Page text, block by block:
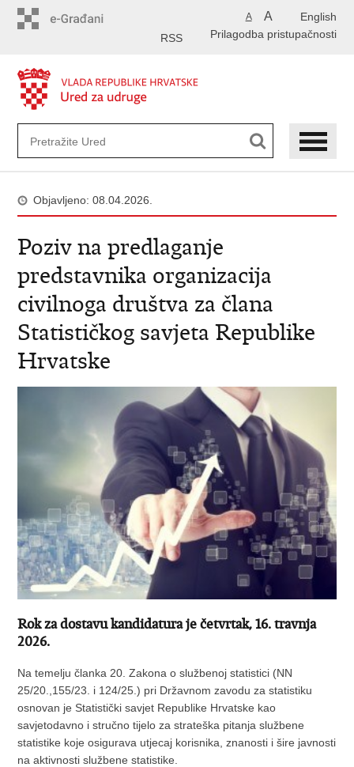
English
A A
Prilagodba pristupačnosti
RSS
Objavljeno: 08.04.2026.
Poziv na predlaganje
predstavnika organizacija
civilnoga društva za člana
Statističkog savjeta Republike
Hrvatske
Rok za dostavu kandidatura je četvrtak, 16. travnja
2026.
Na temelju članka 20. Zakona o službenoj statistici (NN
25/20.,155/23. i 124/25.) pri Državnom zavodu za statistiku
osnovan je Statistički savjet Republike Hrvatske kao
savjetodavno i stručno tijelo za strateška pitanja službene
statistike koje osigurava utjecaj korisnika, znanosti i šire javnosti
na aktivnosti službene statistike.